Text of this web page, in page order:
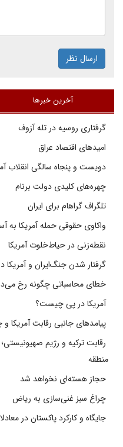
ارسال نظر
آخرین خبرها
گرفتاری روسیه در تله آزوف
امیدهای اقتصاد عراق
دویست و پنجاه سالگی انقلاب
چهره‌های کلیدی دولت برنام
تلگراف گراهام برای ایران
واکاوی حقوقی حمله آمریکا به
نقطه‌زنی در حیاط‌خلوت آمریکا
گرفتار شدن جنگ‌ایران و
خطای محاسباتی چگونه رخ
آمریکا در پی چیست؟
پیامدهای جانبی رقابت آمریکا
رقابت ترکیه و رژیم
منطقه
حجاز هسته‌ای نخواهد شد
چراغ سبز غنی‌سازی به ریاض
جایگاه و کارکرد پاکستان در